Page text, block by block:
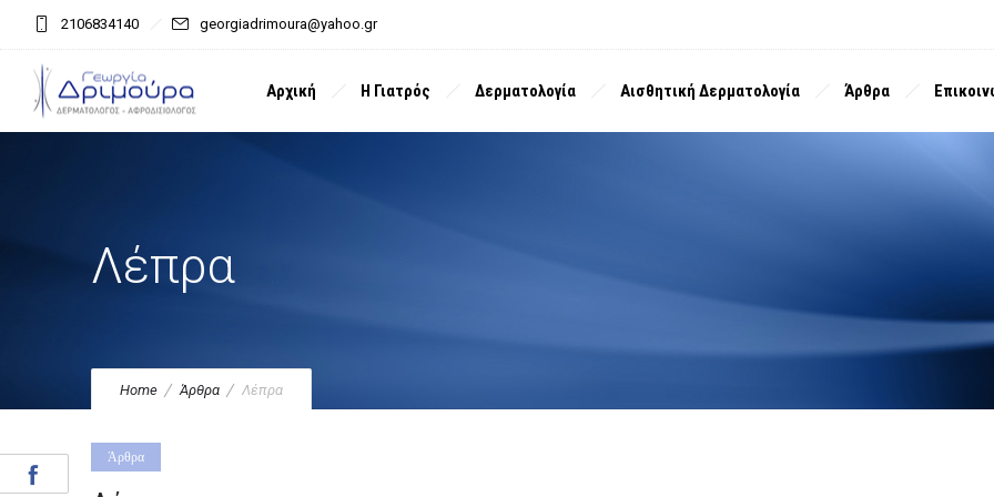
2106834140 georgiadrimoura@yahoo.gr
Αρχική Η Γιατρός Δερματολογία Αισθητική Δερματολογία Άρθρα
Λέπρα
Home Άρθρα Λέπρα
Άρθρα